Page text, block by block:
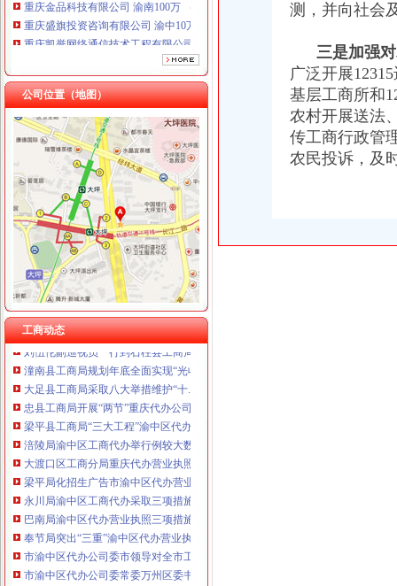
重庆盛旗投资咨询有限公司 渝中10万 （工商注册）
重庆凯誉网络通信技术工程有限公司渝中分公司 （工商注册）
上海兆妩贸易有限公司重庆时代广场分公司 渝中 （工商注册）
杭州思锐贸易有限公司重庆分公司 渝中 （工商注册）
重庆百谷农业开发有限公司 渝中650万 （注册）
公司位置（地图）
工商动态
工商动态
江津局着力加非公有制经济的渝中区代办营业执照建工作
巴南局认真抓好新《公司法》的渝中区工商代办贯彻实施
江北局四项措施加种子市渝中区代办营业执照场监管保护春耕播种
国家工商总局渝中区工商代办检查组检查大足局行政执法工作
巴南区工商分局渝中区代办营业执照开通公众信息网
南岸区工商分局认真贯彻落实旱救灾惠民政策确保市渝中区工商代办场繁荣稳定
市工商局携重庆企业赴万州“招买马”渝中区代办营业执照
刘伍伦副巡视员一行到石柱县工商局重庆代办营业执照调研工作
潼南县工商局规划年底全面实现“光收费”重庆代办营业执照
大足县工商局采取八大举措维护“十.一”渝中区工商代办金周旅游市场秩序
忠县工商局开展“两节”重庆代办公司期间食品市场大检查
梁平县工商局“三大工程”渝中区代办公司加队伍建设
涪陵局渝中区工商代办举行例较大数额罚款听证会
大渡口区工商分局重庆代办营业执照整中介机构做到＂四个到位＂
梁平局化招生广告市渝中区代办营业执照场监管
永川局渝中区工商代办采取三项措施规范执法行为
巴南局渝中区代办营业执照三项措施开展危险化学品安全专项整
奉节局突出“三重”渝中区代办营业执照抓好办公室工作
市渝中区代办公司委市领导对全市工商行政管理工作作出重要批示
市渝中区代办公司委常委万州区委书记马正其就万州局支持库区产业发展和移
北碚区倡导消费保护环境 共同营造和谐
测，并向社会
三是加强对
广泛开展
基层工商所和
农村开展送法
传工商行政管
农民投诉，及